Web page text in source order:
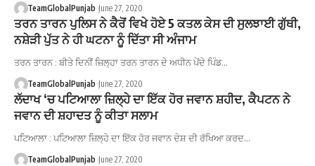
TeamGlobalPunjab June 27, 2020
ਤਰਨ ਤਾਰਨ ਪੁਲਿਸ ਨੇ ਕੈਰੋਂ ਵਿਖੇ ਹੋਏ 5 ਕਤਲ ਕੇਸ ਦੀ ਸੁਲਝਾਈ ਗੁੱਥੀ,
ਨਸ਼ੇੜੀ ਪੁੱਤ ਨੇ ਹੀ ਘਟਨਾ ਨੂੰ ਦਿੱਤਾ ਸੀ ਅੰਜਾਮ
ਤਰਨ ਤਾਰਨ : ਬੀਤੇ ਦਿਨੀਂ ਜ਼ਿਲ੍ਹਾ ਤਰਨ ਤਾਰਨ ਦੇ ਅਧੀਨ ਪੇਂਦੇ ਪਿੰਡ…
TeamGlobalPunjab June 27, 2020
ਲੱਦਾਖ ‘ਚ ਪਟਿਆਲਾ ਜ਼ਿਲ੍ਹੇ ਦਾ ਇੱਕ ਹੋਰ ਜਵਾਨ ਸ਼ਹੀਦ, ਕੈਪਟਨ ਨੇ
ਜਵਾਨ ਦੀ ਸ਼ਹਾਦਤ ਨੂੰ ਕੀਤਾ ਸਲਾਮ
ਪਟਿਆਲਾ : ਪਟਿਆਲਾ ਜ਼ਿਲ੍ਹੇ ਦਾ ਇੱਕ ਹੋਰ ਜਵਾਨ ਦੇਸ਼ ਦੀ ਰੱਖਿਆ ਕਰਦ…
TeamGlobalPunjab June 27, 2020